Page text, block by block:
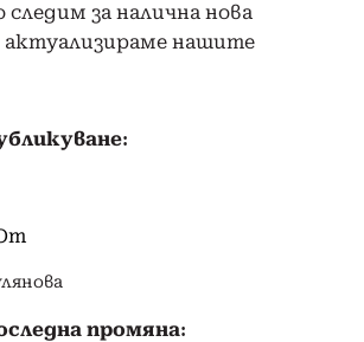
за налична нова
нашите
промяна: